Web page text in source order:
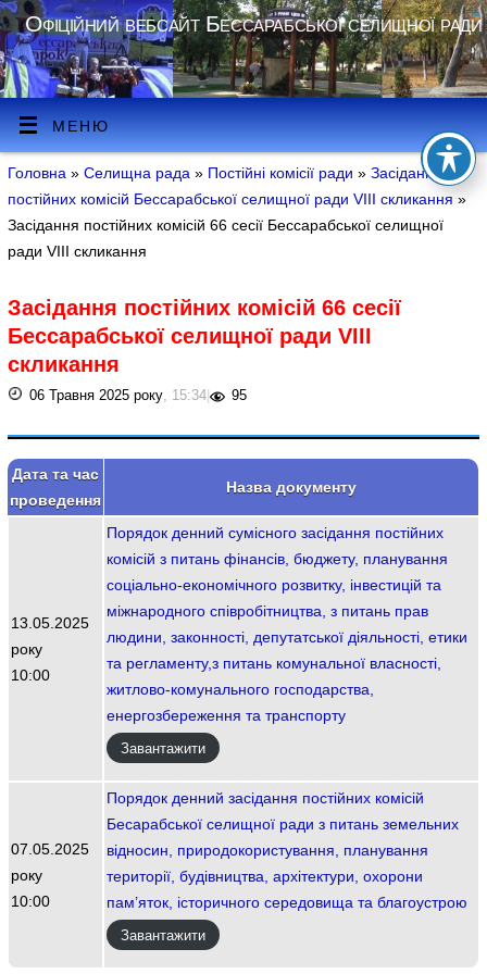
Офіційний вебсайт Бессарабської селищної ради
МЕНЮ
Головна »Селищна рада» Постійні комісії ради»Засідання
постійних комісій Бессарабської селищної ради VIIІ скликання»
Засідання постійних комісій 66 сесії Бессарабської селищної
ради VIIІ скликання
Засідання постійних комісій 66 сесії
Бессарабської селищної ради VIIІ
скликання
06 Травня 2025 року, 15:34| 95
Дата та час
проведення
Назва документу
13.05.2025
року
10:00
Порядок денний сумісного засідання постійних
комісій з питань фінансів, бюджету, планування
соціально-економічного розвитку, інвестицій та
міжнародного співробітництва, з питань прав
людини, законності, депутатської діяльності, етики
та регламенту,з питань комунальної власності,
житлово-комунального господарства,
енергозбереження та транспорту
Завантажити
07.05.2025
року
10:00
Порядок денний засідання постійних комісій
Бесарабської селищної ради з питань земельних
відносин, природокористування, планування
території, будівництва, архітектури, охорони
пам’яток, історичного середовища та благоустрою
Завантажити